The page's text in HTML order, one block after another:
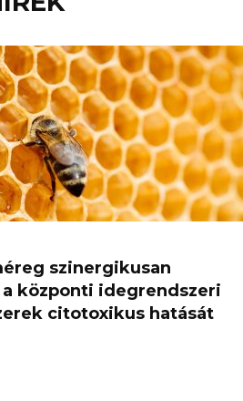
szinergikusan
központi idegrendszeri
citotoxikus hatását